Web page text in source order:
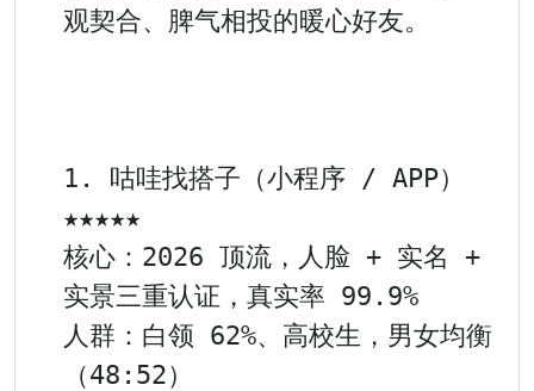
观契合、脾气相投的暖心好友。
1. 咕哇找搭子（小程序 / APP）
★★★★★
核心：2026 顶流，人脸 + 实名 +
实景三重认证，真实率 99.9%
人群：白领 62%、高校生，男女均衡
（48:52）